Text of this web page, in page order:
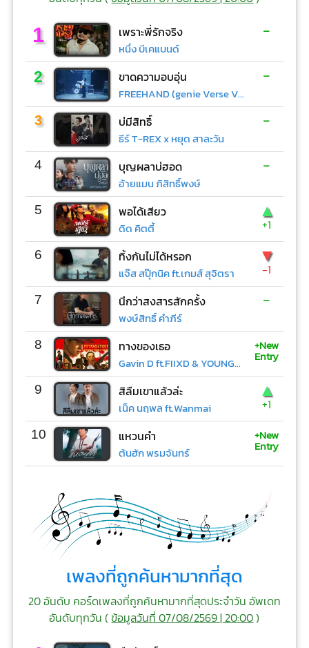
1 เพราะพี่รักจริง
หนึ่ง บีเคแบนด์
-
2 ขาดความอบอุ่น
FREEHAND (genie Verse Vol.1)
-
3 บ่มีสิทธิ์
ธีร์ T-REX x หยุด สาละวัน
-
4 บุญผลาบ่ฮอด
อ้ายแมน ภิสิทธิ์พงษ์
-
5 พอได้เสียว
ดิด คิตตี้
▲
+1
6 ทิ้งกันไม่ได้หรอก
แจ๊ส สปุ๊กนิค ft.เกมส์ สุจิตรา
▼
-1
7 นึกว่าสงสารสักครั้ง
พงษ์สิทธิ์ คำภีร์
-
8 ทางของเธอ
Gavin D ft.FIIXD & YOUNGOHM
+New
Entry
9 สิลืมเขาแล้วล่ะ
เน็ค นฤพล ft.Wanmai
▲
+1
10 แหวนคำ
ต้นฮัก พรมจันทร์
+New
Entry
เพลงที่ถูกค้นหามากที่สุด
20 อันดับ คอร์ดเพลงที่ถูกค้นหามากที่สุดประจำวัน อัพเดท
อันดับทุกวัน (ข้อมูลวันที่ 07/08/2569 | 20:00)